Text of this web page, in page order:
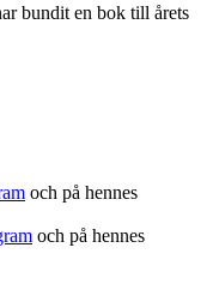
bundit en bok till årets
och på hennes
och på hennes